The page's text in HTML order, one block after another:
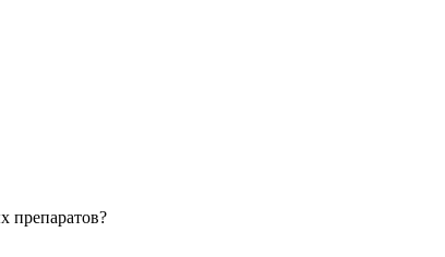
препаратов?